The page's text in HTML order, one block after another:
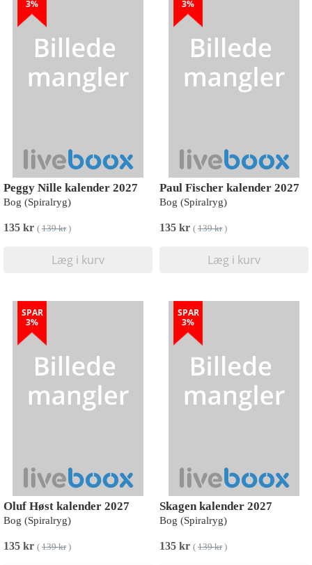
3%
Peggy Nille kalender 2027
Bog (Spiralryg)
135 kr ( 139 kr)
Læg i kurv
3%
Paul Fischer kalender 2027
Bog (Spiralryg)
135 kr ( 139 kr)
Læg i kurv
SPAR
3%
Oluf Høst kalender 2027
Bog (Spiralryg)
135 kr ( 139 kr)
SPAR
3%
Skagen kalender 2027
Bog (Spiralryg)
135 kr ( 139 kr)